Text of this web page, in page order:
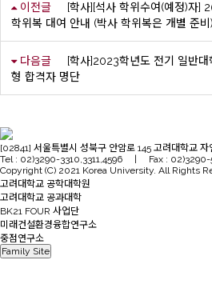
이전글
[학사][석사 학위수여(예정)자]
학위복 대여 안내 (박사 학위복은 개별 준비)
다음글
[학사]2023학년도 전기 일반
형 합격자 명단
[02841] 서울특별시 성북구 안암로 145 고려대학교
Tel : 02)3290-3310,3311,4596 | Fax : 02)3290-
Copyright (C) 2021 Korea University. All Rights
고려대학교 공학대학원
고려대학교 공과대학
BK21 FOUR 사업단
미래건설환경융합연구소
중점연구소
Family Site